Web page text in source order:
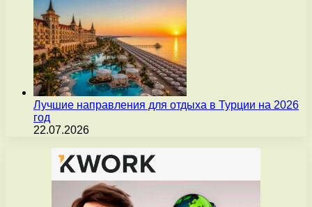
Лучшие направления для отдыха в Турции на 2026
год
22.07.2026